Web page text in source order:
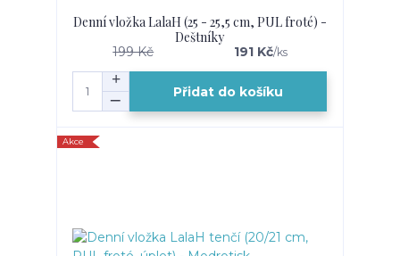
Denní vložka LalaH (25 - 25,5 cm, PUL froté) -
Deštníky
199 Kč 191 Kč/ks
Přidat do košíku
Akce